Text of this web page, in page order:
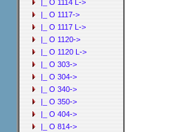
|_ O 1114 L->
|_ O 1117->
|_ O 1117 L->
|_ O 1120->
|_ O 1120 L->
|_ O 303->
|_ O 304->
|_ O 340->
|_ O 350->
|_ O 404->
|_ O 814->